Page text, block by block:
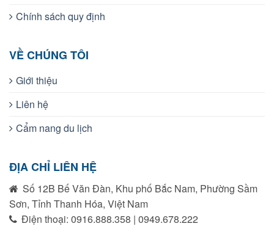
Chính sách quy định
VỀ CHÚNG TÔI
Giới thiệu
Liên hệ
Cẩm nang du lịch
ĐỊA CHỈ LIÊN HỆ
Số 12B Bế Văn Đàn, Khu phố Bắc Nam, Phường Sầm
Sơn, Tỉnh Thanh Hóa, Việt Nam
Điện thoại: 0916.888.358 | 0949.678.222